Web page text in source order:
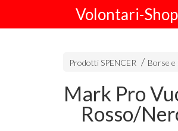
Volontari-
Prodotti SPENCER Borse e
Mark Pro
Rosso/